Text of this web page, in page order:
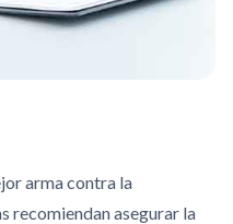
arma contra la
recomiendan asegurar la